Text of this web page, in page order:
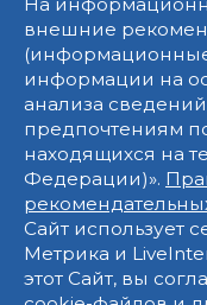
На
внешние
информации на
анализа
предпочтениям
находящихся на
Федерации)».
Сайт использует
Метрика и
этот Сайт, вы